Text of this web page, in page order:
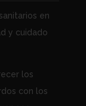
en
y cuidado
los
con los